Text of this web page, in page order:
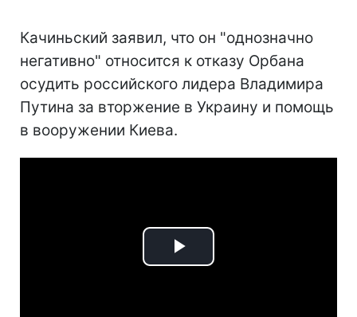
Качиньский заявил, что он "однозначно
негативно" относится к отказу Орбана
осудить российского лидера Владимира
Путина за вторжение в Украину и помощь
в вооружении Киева.
Play